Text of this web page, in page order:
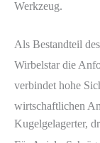
Werkzeug.
Als Bestandteil
Wirbelstar die
verbindet hohe
wirtschaftlichen
Kugelgelagerter,